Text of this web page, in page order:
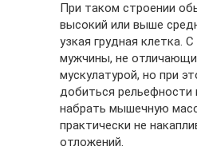
При таком строении
высокий или выше
узкая грудная клетка.
мужчины, не
мускулатурой, но при
добиться
набрать мышечную
практически не
отложений.